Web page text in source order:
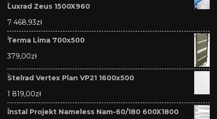
Luxrad Zeus 1500X960
7 468,93zł
Terma Lima 700x500
379,00zł
Stelrad Vertex Plan VP21 1600x500
1 819,00zł
Instal Projekt Nameless Nam-60/180 600X1800